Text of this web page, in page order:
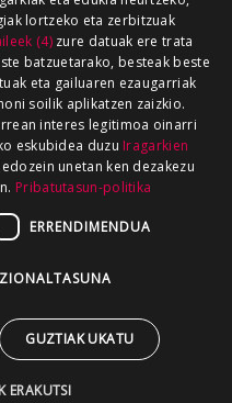
lortzeko eta zerbitzuak
(4)zure datuak ere trata
batzuetarako, besteak beste
eta gailuaren ezaugarriak
soilik aplikatzen zaizkio.
interes legitimoa oinarri
eskubidea duzu Iragarkien
unetan ken dezakezu
Pribatutasun-politika
ERRENDIMENDUA
GUZTIAK UKATU
ERAKUTSI